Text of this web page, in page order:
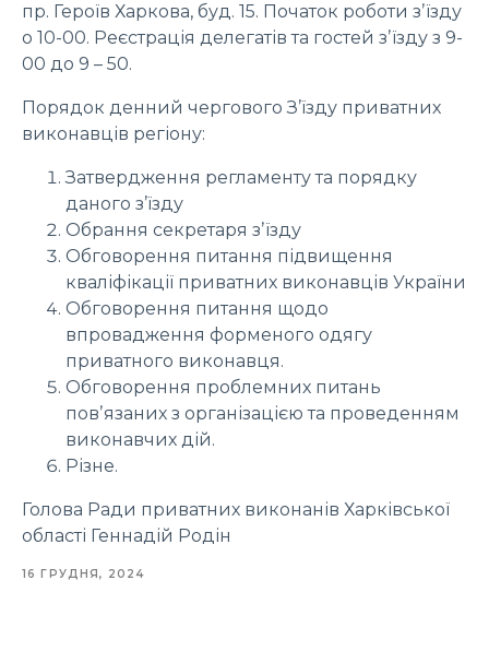
пр. Героїв Харкова, буд. 15. Початок роботи зʼїзду
о 10-00. Реєстрація делегатів та гостей зʼїзду з 9-
00 до 9 – 50.
Порядок денний чергового З’їзду приватних
виконавців регіону:
Затвердження регламенту та порядку
даного з’їзду
Обрання секретаря зʼїзду
Обговорення питання підвищення
кваліфікації приватних виконавців України
Обговорення питання щодо
впровадження форменого одягу
приватного виконавця.
Обговорення проблемних питань
повʼязаних з організацією та проведенням
виконавчих дій.
Різне.
Голова Ради приватних виконанів Харківської
області Геннадій Родін
16 ГРУДНЯ, 2024